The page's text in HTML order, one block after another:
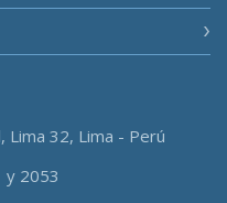
Lima 32, Lima - Perú
y 2053